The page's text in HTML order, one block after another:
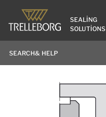
SEALING
SOLUTIONS